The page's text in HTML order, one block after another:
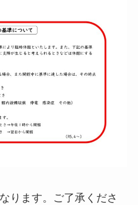
ります。ご了承くださ